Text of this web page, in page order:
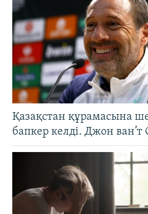
Қазақстан құрамасына
бапкер келді. Джон ван’т